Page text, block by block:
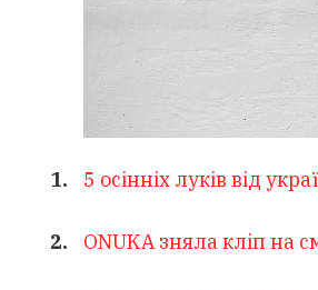
5 осінніх луків від
ONUKA зняла кліп на